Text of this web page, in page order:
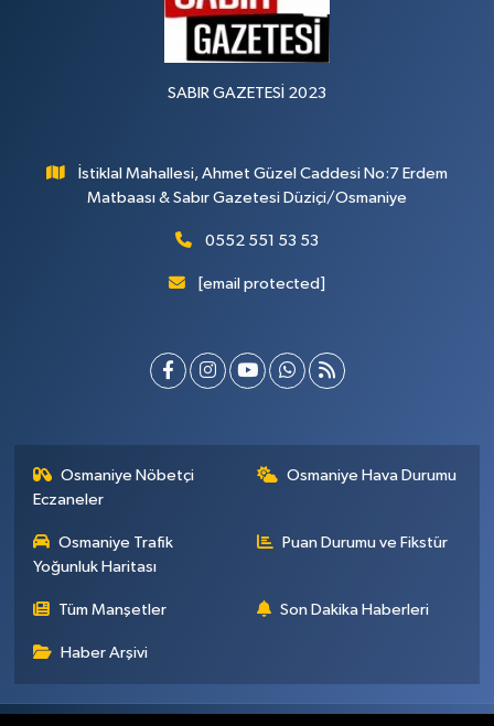
SABIR GAZETESİ 2023
İstiklal Mahallesi, Ahmet Güzel Caddesi No:7 Erdem
Matbaası & Sabır Gazetesi Düziçi/Osmaniye
0552 551 53 53
[email protected]
Osmaniye Nöbetçi
Eczaneler
Osmaniye Hava Durumu
Osmaniye Trafik
Yoğunluk Haritası
Puan Durumu ve Fikstür
Tüm Manşetler Son Dakika Haberleri
Haber Arşivi